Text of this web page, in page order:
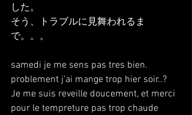
した。
そう、トラブルに見舞われるま
で。。。
samedi je me sens pas tres bien.
problement j'ai mange trop hier soir..?
Je me suis reveille doucement, et merci
pour le tempreture pas trop chaude